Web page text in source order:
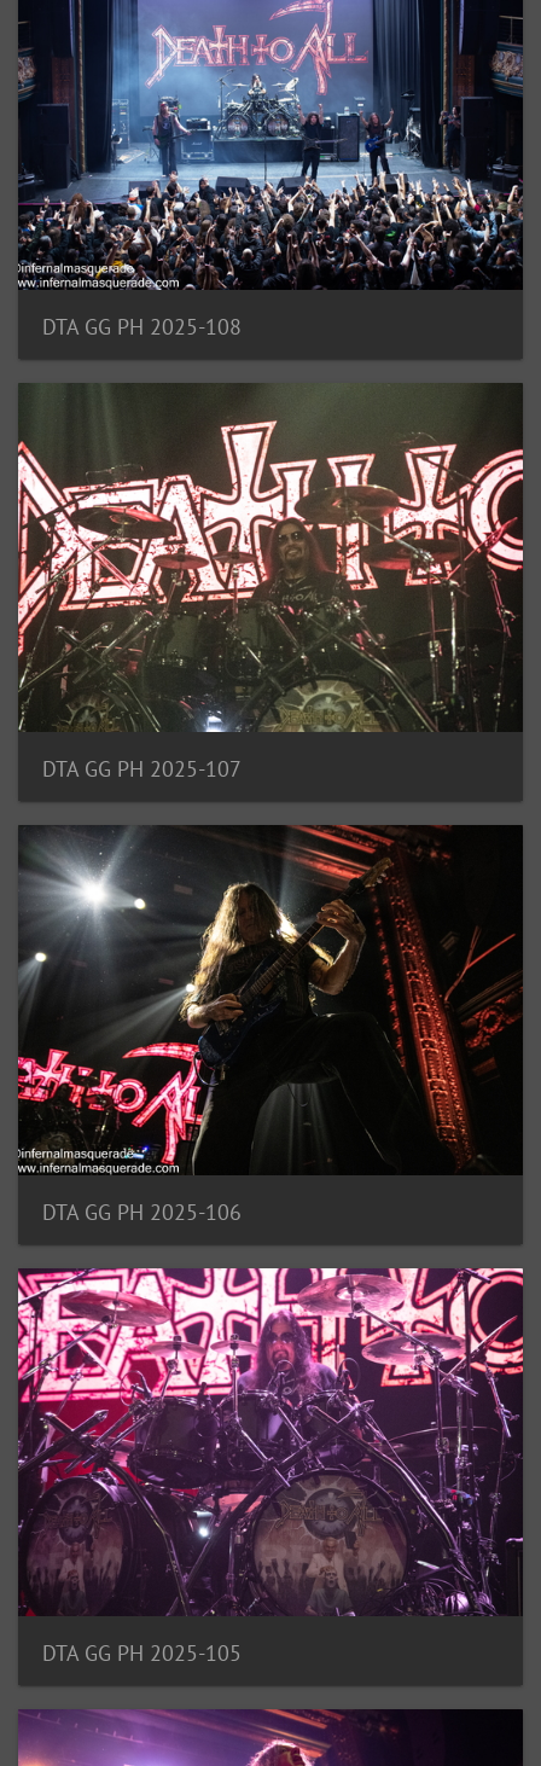
DTA GG PH 2025-108
DTA GG PH 2025-107
DTA GG PH 2025-106
DTA GG PH 2025-105